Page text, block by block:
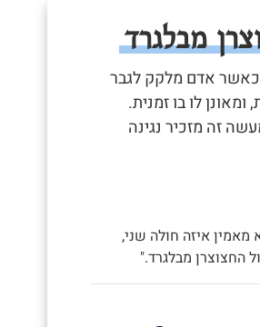
מבלגרד
כאשר אדם מלקק לגבר
לו בו זמנית.
זה מזכיר נגינה
איזה חולה שני,
החצוצרן מבלגרד."